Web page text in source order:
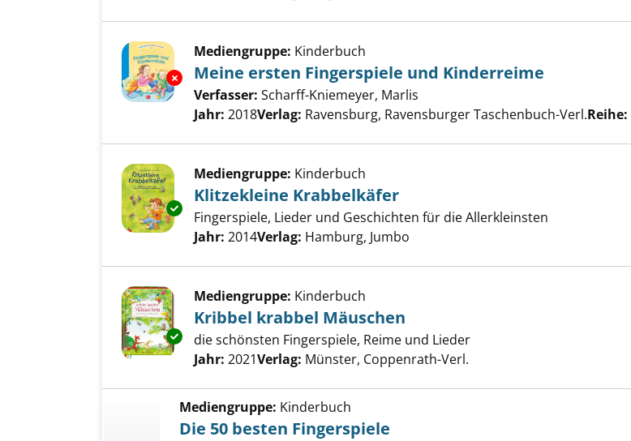
Exemplar-Details von Meine ersten Fingerspiele und Kinderreime anzeigen
Mediengruppe: Kinderbuch
Meine ersten Fingerspiele und Kinderreime
Verfasser: Scharff-Kniemeyer, Marlis
Jahr: 2018Verlag: Ravensburg, Ravensburger Taschenbuch-Verl.Reihe:
Exemplar-Details von Klitzekleine Krabbelkäfer anzeigen
Mediengruppe: Kinderbuch
Klitzekleine Krabbelkäfer
Fingerspiele, Lieder und Geschichten für die Allerkleinsten
Suche nach diesem Verfasser
Jahr: 2014Verlag: Hamburg, Jumbo
Exemplar-Details von Kribbel krabbel Mäuschen anzeigen
Mediengruppe: Kinderbuch
Kribbel krabbel Mäuschen
die schönsten Fingerspiele, Reime und Lieder
Suche nach diesem Verfasser
Jahr: 2021Verlag: Münster, Coppenrath-Verl.
Mediengruppe: Kinderbuch
Die 50 besten Fingerspiele